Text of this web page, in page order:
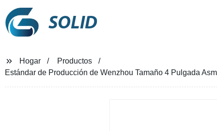
SOLID
Hogar
Productos
Estándar de Producción de Wenzhou Tamaño 4 Pulgada